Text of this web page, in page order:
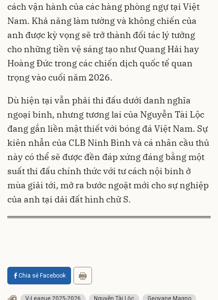
cách vận hành của các hàng phòng ngự tại Việt
Nam. Khả năng làm tường và không chiến của
anh được kỳ vọng sẽ trở thành đối tác lý tưởng
cho những tiền vệ sáng tạo như Quang Hải hay
Hoàng Đức trong các chiến dịch quốc tế quan
trọng vào cuối năm 2026.
Dù hiện tại vẫn phải thi đấu dưới danh nghĩa
ngoại binh, nhưng tương lai của Nguyễn Tài Lộc
đang gắn liền mật thiết với bóng đá Việt Nam. Sự
kiên nhẫn của CLB Ninh Bình và cá nhân cầu thủ
này có thể sẽ được đền đáp xứng đáng bằng một
suất thi đấu chính thức với tư cách nội binh ở
mùa giải tới, mở ra bước ngoặt mới cho sự nghiệp
của anh tại dải đất hình chữ S.
Chia sẻ Facebook
V-League 2025-2026 Nguyễn Tài Lộc Geovane Magno